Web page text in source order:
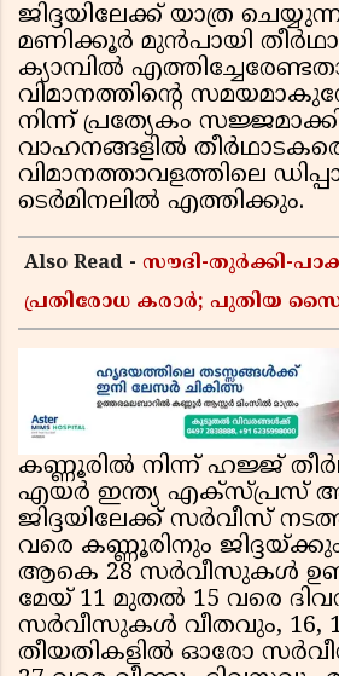
ജിദ്ദയിലേക്ക് യാത്ര
മണിക്കൂർ മുൻപായി
ക്യാമ്പിൽ
വിമാനത്തിന്റെ
നിന്ന് പ്രത്യേകം
വാഹനങ്ങളിൽ
വിമാനത്താവളത്തിലെ
ടെർമിനലിൽ എത്തിക്കും.
Also Read - സൗദി-തുർക്കി-
പ്രതിരോധ കരാർ; പുതിയ
കണ്ണൂരിൽ നിന്ന് ഹജ്ജ്
എയർ ഇന്ത്യ എക്സ്പ്രസ്
ജിദ്ദയിലേക്ക് സർവീസ്
വരെ കണ്ണൂരിനും
ആകെ 28 സർവീസുകൾ
മേയ് 11 മുതൽ 15 വരെ
സർവീസുകൾ വീതവും, 16, 17,
തീയതികളിൽ ഓരോ